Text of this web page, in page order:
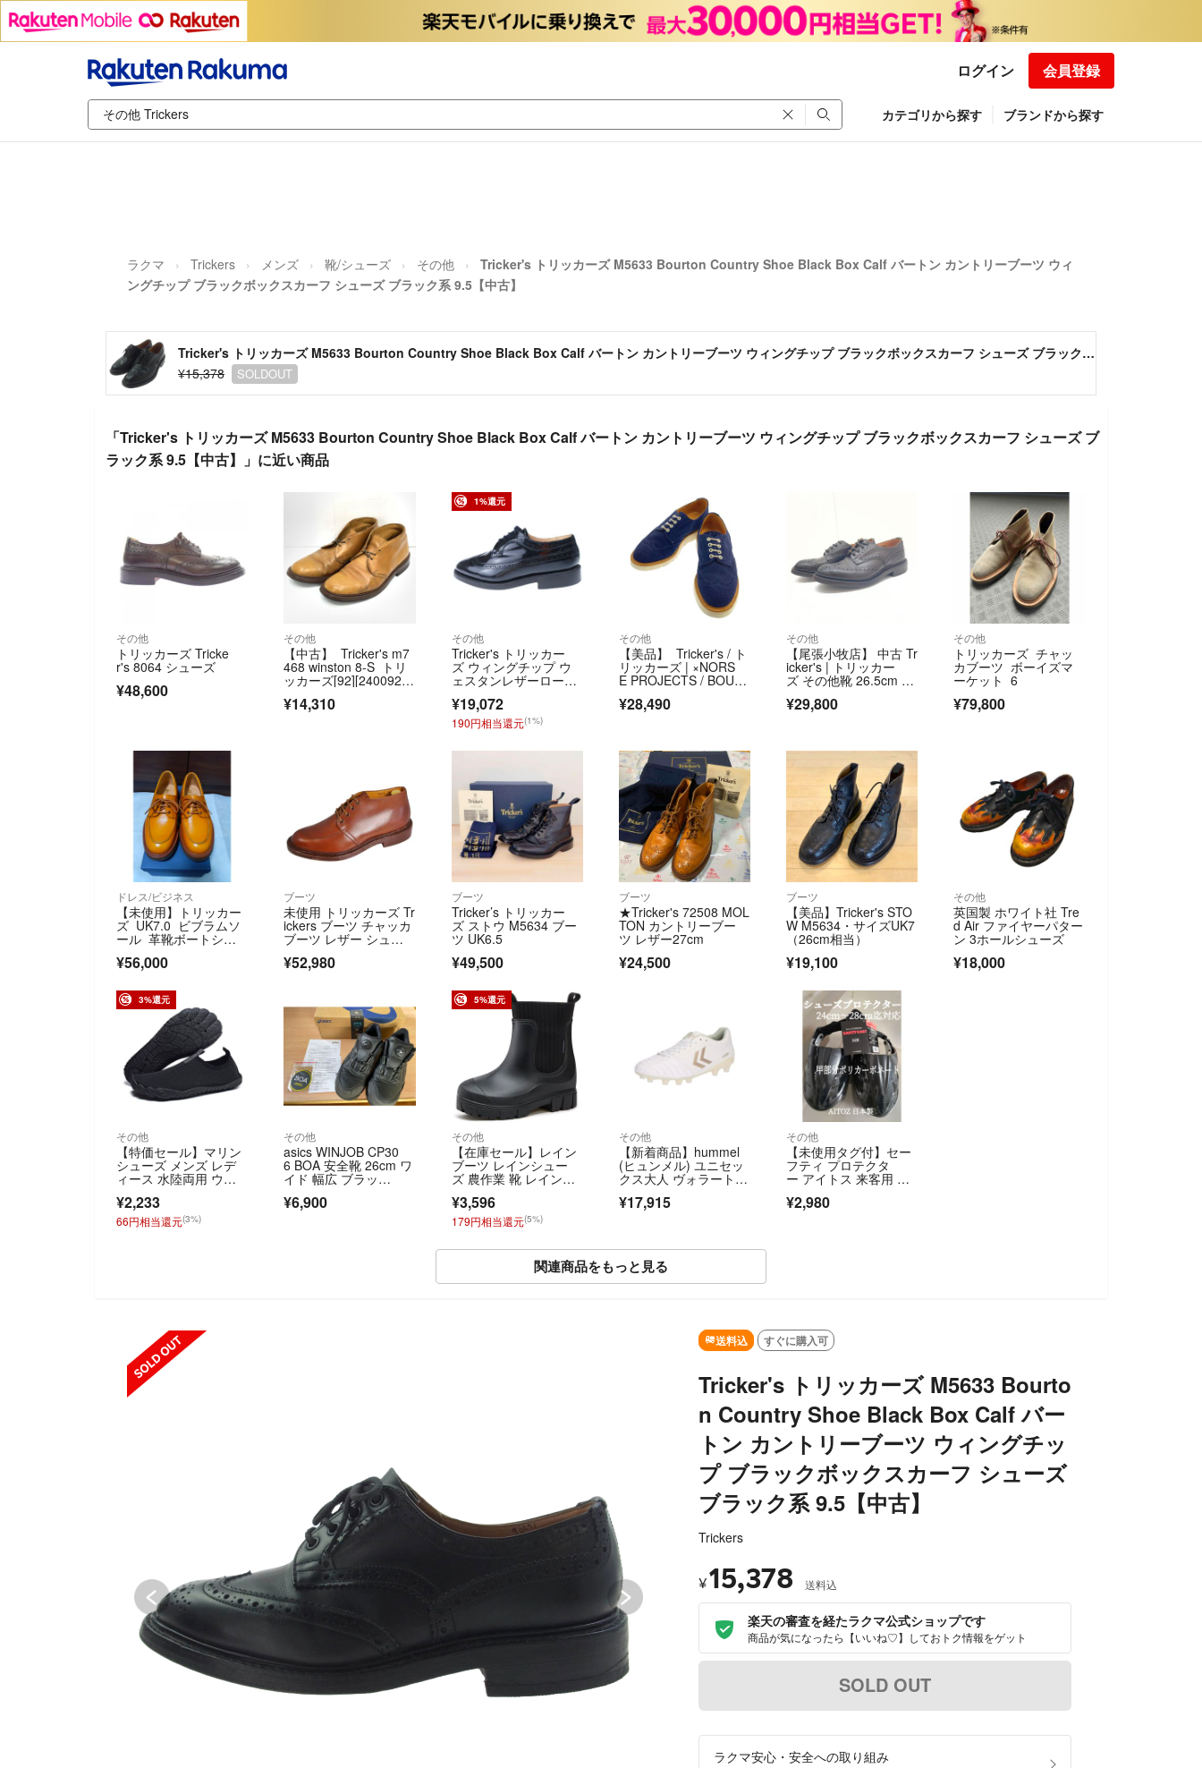
ログイン 会員登録
カテゴリから探す ブランドから探す
ラクマ Trickers メンズ 靴/シューズ その他
Tricker's トリッカーズ M5633 Bourton Country Shoe Black Box Calf バートン カントリーブーツ ウィ
ングチップ ブラックボックスカーフ シューズ ブラック系 9.5【中古】
Tricker's トリッカーズ M5633 Bourton Country Shoe Black Box Calf バートン カントリーブーツ ウィングチップ ブラックボックスカーフ シューズ ブラック系 9.5【中古】
¥15,378
SOLDOUT
「Tricker's トリッカーズ M5633 Bourton Country Shoe Black Box Calf バートン カントリーブーツ ウィングチップ ブラックボックスカーフ シューズ ブ
ラック系 9.5【中古】」に近い商品
その他
トリッカーズ Tricke
r's 8064 シューズ
¥48,600
その他
【中古】 Tricker's m7
468 winston 8-S トリ
ッカーズ[92][2400923
24602]
¥14,310
1%還元
その他
Tricker's トリッカー
ズ ウィングチップ ウ
ェスタンレザーローフ
ァー ブラック M6837
¥19,072
190円相当還元(1%)
その他
【美品】 Tricker's / ト
リッカーズ | ×NORS
E PROJECTS / BOURT
ド レースアップシュー
¥28,490
その他
【尾張小牧店】 中古 Tr
icker's | トリッカー
ズ その他靴 26.5cm B
OURTON ブラウン 【1
27】
¥29,800
その他
トリッカーズ チャッ
カブーツ ボーイズマ
ーケット 6
¥79,800
ドレス/ビジネス
【未使用】トリッカー
ズ UK7.0 ビブラムソ
ール 革靴ボートシュ
¥56,000
ブーツ
未使用 トリッカーズ Tr
ickers ブーツ チャッカ
ブーツ レザー シュー
ンド製 7.5(26cm) ブラ
¥52,980
ブーツ
Tricker’s トリッカー
ズ ストウ M5634 ブー
ツ UK6.5
¥49,500
ブーツ
★Tricker's 72508 MOL
TON カントリーブー
ツ レザー27cm
¥24,500
ブーツ
【美品】Tricker's STO
W M5634・サイズUK7
（26cm相当）
¥19,100
その他
英国製 ホワイト社 Tre
d Air ファイヤーパター
ン 3ホールシューズ
¥18,000
3%還元
その他
【特価セール】マリン
シューズ メンズ レデ
ィース 水陸両用 ウォ
¥2,233
66円相当還元(3%)
その他
asics WINJOB CP30
6 BOA 安全靴 26cm ワ
イド 幅広 ブラッ
ンジョブ ボア 作業靴
¥6,900
5%還元
その他
【在庫セール】レイン
ブーツ レインシュー
ズ 農作業 靴 レインし
¥3,596
179円相当還元(5%)
その他
【新着商品】hummel
(ヒュンメル) ユニセッ
クス大人 ヴォラート
¥17,915
その他
【未使用タグ付】セー
フティ プロテクタ
ー アイトス 来客用 甲
¥2,980
関連商品をもっと見る
SOLD OUT
送料込 すぐに購入可
Tricker's トリッカーズ M5633 Bourto
n Country Shoe Black Box Calf バー
トン カントリーブーツ ウィングチッ
プ ブラックボックスカーフ シューズ
ブラック系 9.5【中古】
Trickers
¥15,378 送料込
楽天の審査を経たラクマ公式ショップです
商品が気になったら【いいね♡】しておトク情報をゲット
SOLD OUT
ラクマ安心・安全への取り組み